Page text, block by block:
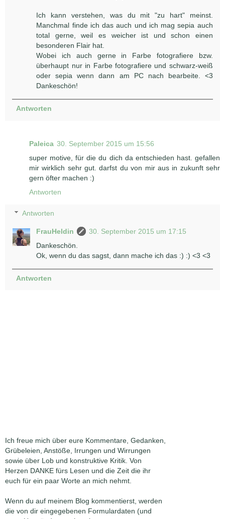
Ich kann verstehen, was du mit "zu hart" meinst.
Manchmal finde ich das auch und ich mag sepia auch
total gerne, weil es weicher ist und schon einen
besonderen Flair hat.
Wobei ich auch gerne in Farbe fotografiere bzw.
überhaupt nur in Farbe fotografiere und schwarz-weiß
oder sepia wenn dann am PC nach bearbeite. <3
Dankeschön!
Antworten
Paleica 30. September 2015 um 15:56
super motive, für die du dich da entschieden hast. gefallen
mir wirklich sehr gut. darfst du von mir aus in zukunft sehr
gern öfter machen :)
Antworten
Antworten
FrauHeldin
30. September 2015 um 17:15
Dankeschön.
Ok, wenn du das sagst, dann mache ich das :) :) <3 <3
Antworten
Ich freue mich über eure Kommentare, Gedanken,
Grübeleien, Anstöße, Irrungen und Wirrungen
sowie über Lob und konstruktive Kritik. Von
Herzen DANKE fürs Lesen und die Zeit die ihr
euch für ein paar Worte an mich nehmt.
Wenn du auf meinem Blog kommentierst, werden
die von dir eingegebenen Formulardaten (und